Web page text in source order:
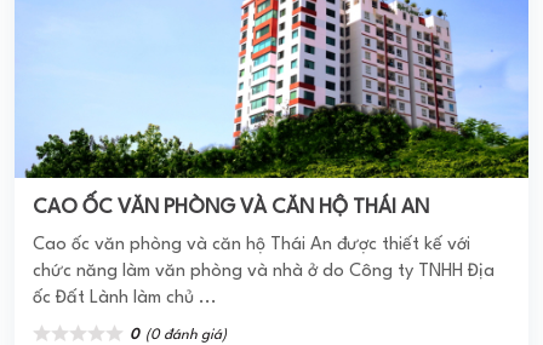
CAO ỐC VĂN PHÒNG VÀ CĂN HỘ THÁI AN
Cao ốc văn phòng và căn hộ Thái An được thiết kế với
chức năng làm văn phòng và nhà ở do Công ty TNHH Địa
ốc Đất Lành làm chủ ...
0 (0 đánh giá)